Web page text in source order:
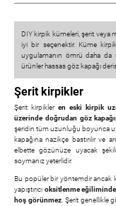
DIY kirpik kümeleri, şerit veya
iyi bir seçenektir. Küme
uygulamanın ömrü daha da
ürünler hassas göz kapağı
Şerit kirpikler
Şerit kirpikleren eski kirpik
üzerinde doğrudan göz
şeridin tüm uzunluğu boyunca
kapağına nazikçe bastırılır ve
elbette gözünüze uyacak
soymanız yeterlidir.
Bu popüler bir yöntemdir ancak
yapıştırıcı oksitlenme
hoş görünmez. Şerit genellikle